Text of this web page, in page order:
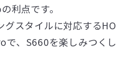
利点です。
グスタイルに対応するHO
で、S660を楽しみつくし